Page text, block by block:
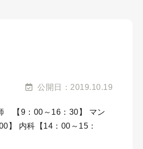
公開日：2019.10.19
【9：00～16：30】 マン
】 内科【14：00～15：